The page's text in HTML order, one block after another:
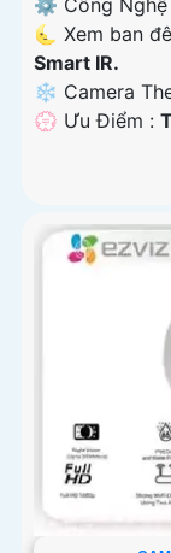
⚙ Công Nghệ
🌜 Xem ban
Smart IR.
❄ Camera
️💮 Ưu Điểm :